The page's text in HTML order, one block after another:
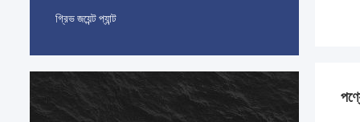
গ্রিভ জয়েন্ট প্যান্ট